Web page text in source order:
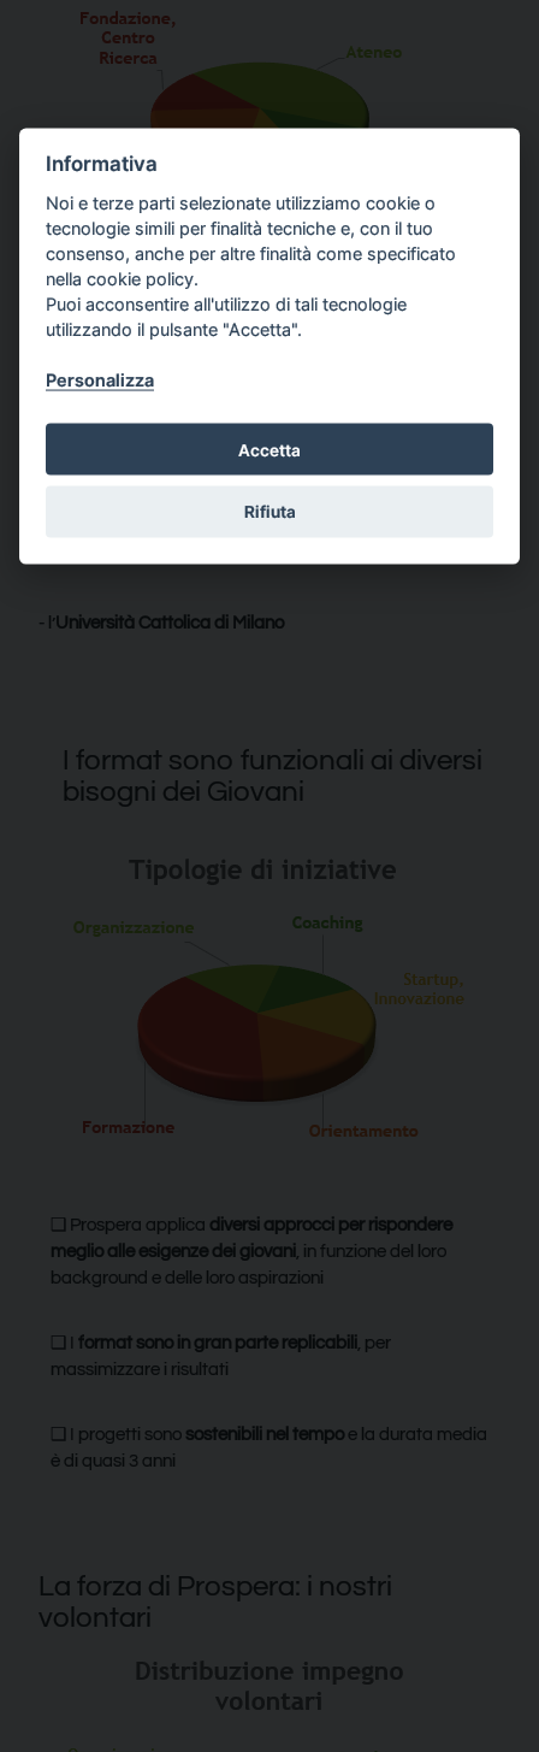
hanno dato luogo a collaborazioni generiche (non
progetti specifici.
- l’Università Cattolica di Milano
I format sono funzionali ai diversi
bisogni dei Giovani
❑ Prospera applica diversi approcci per rispondere
meglio alle esigenze dei giovani, in funzione del loro
background e delle loro aspirazioni
❑ I format sono in gran parte replicabili, per
massimizzare i risultati
❑ I progetti sono sostenibili nel tempo e la durata media
è di quasi 3 anni
La forza di Prospera: i nostri
volontari
Informativa
Noi e terze parti selezionate utilizziamo cookie o
tecnologie simili per finalità tecniche e, con il tuo
consenso, anche per altre finalità come specificato
nella cookie policy.
Puoi acconsentire all'utilizzo di tali tecnologie
utilizzando il pulsante "Accetta".
Personalizza
Accetta
Rifiuta